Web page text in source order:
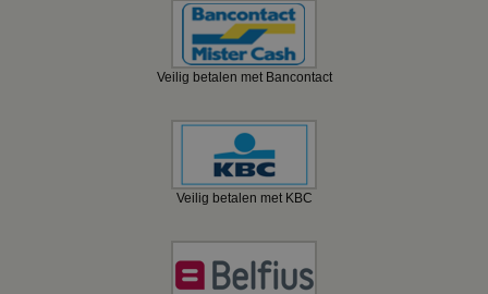
Veilig betalen met Bancontact
Veilig betalen met KBC